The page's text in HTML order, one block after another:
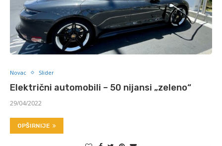
Novac Slider
Električni automobili – 50 nijansi „zeleno“
29/04/2022
OPŠIRNIJE